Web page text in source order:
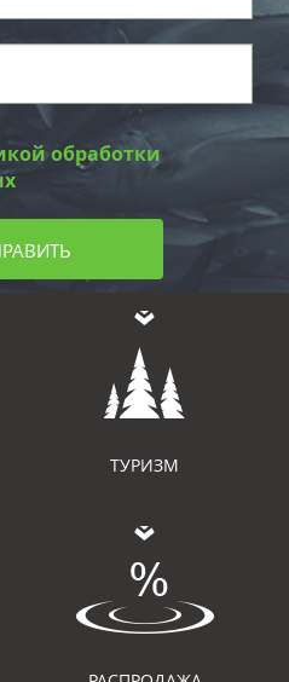
обработки
ТУРИЗМ